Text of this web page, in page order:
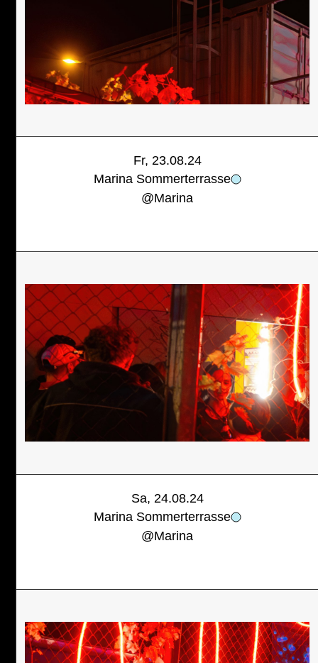
Fr, 23.08.24
Marina Sommerterrasse
@Marina
Sa, 24.08.24
Marina Sommerterrasse
@Marina